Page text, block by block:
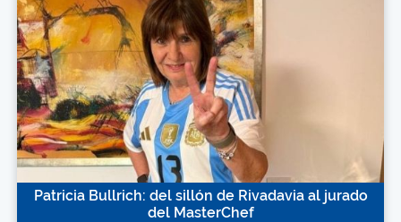
Patricia Bullrich: del sillón de Rivadavia al jurado
del MasterChef